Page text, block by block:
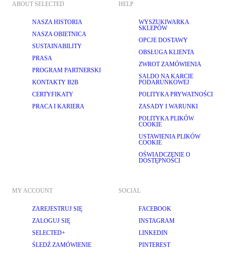
ABOUT SELECTED
NASZA HISTORIA
NASZA OBIETNICA
SUSTAINABILITY
PRASA
PROGRAM PARTNERSKI
KONTAKTY B2B
CERTYFIKATY
PRACA I KARIERA
HELP
WYSZUKIWARKA
SKLEPÓW
OPCJE DOSTAWY
OBSŁUGA KLIENTA
ZWROT ZAMÓWIENIA
SALDO NA KARCIE
PODARUNKOWEJ
POLITYKA PRYWATNOŚCI
ZASADY I WARUNKI
POLITYKA PLIKÓW
COOKIE
USTAWIENIA PLIKÓW
COOKIE
OŚWIADCZENIE O
DOSTĘPNOŚCI
MY ACCOUNT
ZAREJESTRUJ SIĘ
ZALOGUJ SIĘ
SELECTED+
ŚLEDŹ ZAMÓWIENIE
SOCIAL
FACEBOOK
INSTAGRAM
LINKEDIN
PINTEREST